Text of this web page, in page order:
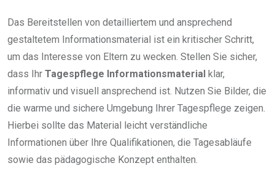
Das Bereitstellen von detailliertem und ansprechend
gestaltetem Informationsmaterial ist ein kritischer Schritt,
um das Interesse von Eltern zu wecken. Stellen Sie sicher,
dass Ihr Tagespflege Informationsmaterial klar,
informativ und visuell ansprechend ist. Nutzen Sie Bilder, die
die warme und sichere Umgebung Ihrer Tagespflege zeigen.
Hierbei sollte das Material leicht verständliche
Informationen über Ihre Qualifikationen, die Tagesabläufe
sowie das pädagogische Konzept enthalten.